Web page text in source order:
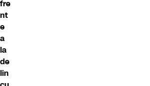
fre
nt
e
a
la
de
lin